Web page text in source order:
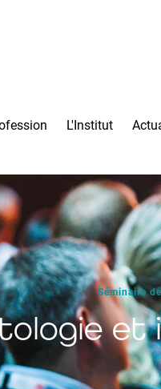
L'Institut
Séminaire
et